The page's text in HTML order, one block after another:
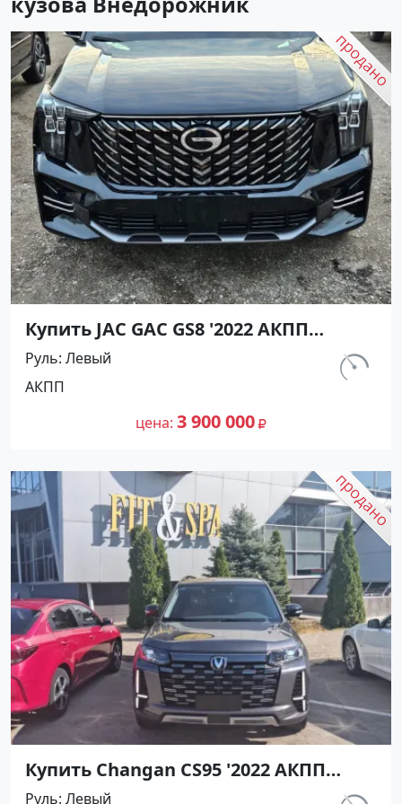
Купить JAC GAC GS8 '2022 АКПП
(1998/231 л.с.) Бензин инжектор Ейск
цвет Черный Внедорожник по цене
3900000 рублей, объявление №27189
на сайте Авторынок23
км.
Руль Левый
АКПП
цена 3 900 000
Купить Changan CS95 '2022 АКПП
(2000/233 л.с.) Бензин инжектор
Руль Левый